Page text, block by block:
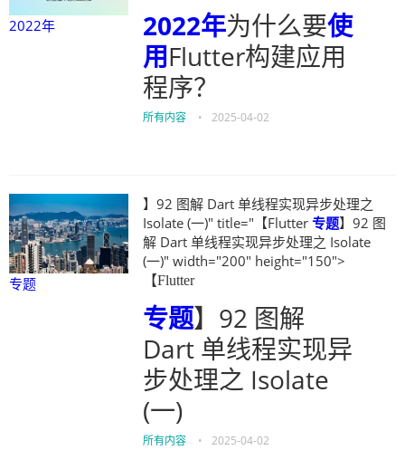
2022年 2022年为什么要使
用Flutter构建应用
程序？
所有内容 • 2025-04-02
专题
】92 图解 Dart 单线程实现异步处理之
Isolate (一)" title="【Flutter 专题】92 图
解 Dart 单线程实现异步处理之 Isolate
(一)" width="200" height="150">
【Flutter
专题】92 图解
Dart 单线程实现异
步处理之 Isolate
(一)
所有内容 • 2025-04-02